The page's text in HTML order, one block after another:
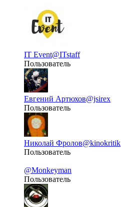
IT Event@ITstaff
Пользователь
Евгений Артюхов@jsirex
Пользователь
Николай Фролов@kinokritik
Пользователь
@Monkeyman
Пользователь